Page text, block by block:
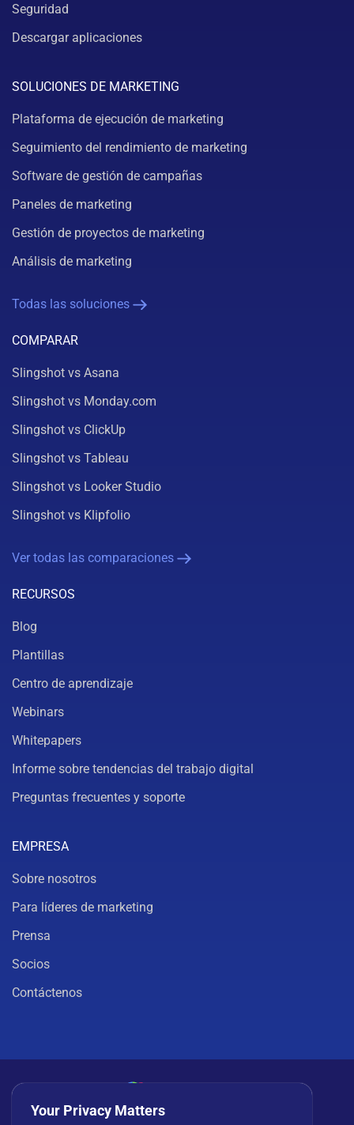
Seguridad
Descargar aplicaciones
SOLUCIONES DE MARKETING
Plataforma de ejecución de marketing
Seguimiento del rendimiento de marketing
Software de gestión de campañas
Paneles de marketing
Gestión de proyectos de marketing
Análisis de marketing
Todas las soluciones
COMPARAR
Slingshot vs Asana
Slingshot vs Monday.com
Slingshot vs ClickUp
Slingshot vs Tableau
Slingshot vs Looker Studio
Slingshot vs Klipfolio
Ver todas las comparaciones
RECURSOS
Blog
Plantillas
Centro de aprendizaje
Webinars
Whitepapers
Informe sobre tendencias del trabajo digital
Preguntas frecuentes y soporte
EMPRESA
Sobre nosotros
Para líderes de marketing
Prensa
Socios
Contáctenos
Your Privacy Matters